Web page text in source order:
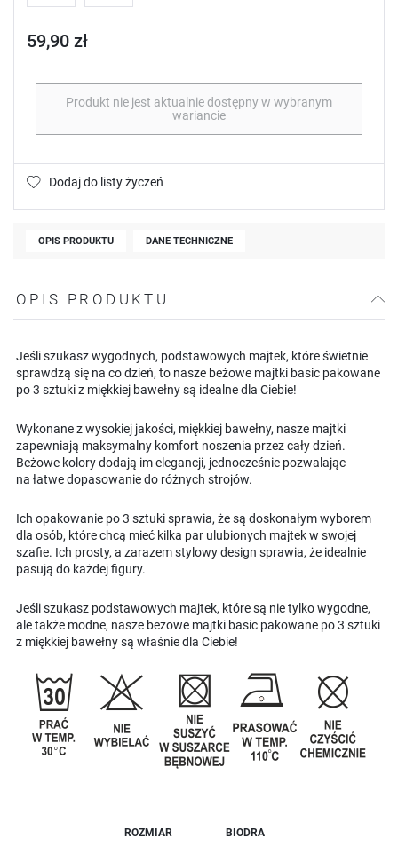
59,90 zł
Produkt nie jest aktualnie dostępny w wybranym
wariancie
Dodaj do listy życzeń
OPIS PRODUKTU DANE TECHNICZNE
OPIS PRODUKTU
Jeśli szukasz wygodnych, podstawowych majtek, które świetnie
sprawdzą się na co dzień, to nasze beżowe majtki basic pakowane
po 3 sztuki z miękkiej bawełny są idealne dla Ciebie!
Wykonane z wysokiej jakości, miękkiej bawełny, nasze majtki
zapewniają maksymalny komfort noszenia przez cały dzień.
Beżowe kolory dodają im elegancji, jednocześnie pozwalając
na łatwe dopasowanie do różnych strojów.
Ich opakowanie po 3 sztuki sprawia, że są doskonałym wyborem
dla osób, które chcą mieć kilka par ulubionych majtek w swojej
szafie. Ich prosty, a zarazem stylowy design sprawia, że idealnie
pasują do każdej figury.
Jeśli szukasz podstawowych majtek, które są nie tylko wygodne,
ale także modne, nasze beżowe majtki basic pakowane po 3 sztuki
z miękkiej bawełny są właśnie dla Ciebie!
ROZMIAR BIODRA